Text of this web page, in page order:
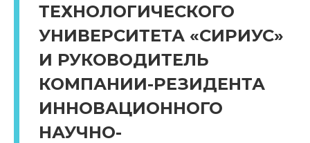
ТЕХНОЛОГИЧЕСКОГО
УНИВЕРСИТЕТА «СИРИУС»
И РУКОВОДИТЕЛЬ
КОМПАНИИ-РЕЗИДЕНТА
ИННОВАЦИОННОГО
НАУЧНО-